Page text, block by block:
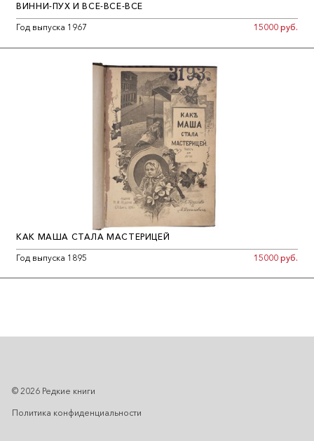
ВИННИ-ПУХ И ВСЕ-ВСЕ-ВСЕ
Год выпуска 1967
15000 руб.
КАК МАША СТАЛА МАСТЕРИЦЕЙ
Год выпуска 1895
15000 руб.
© 2026 Редкие книги
Политика конфиденциальности